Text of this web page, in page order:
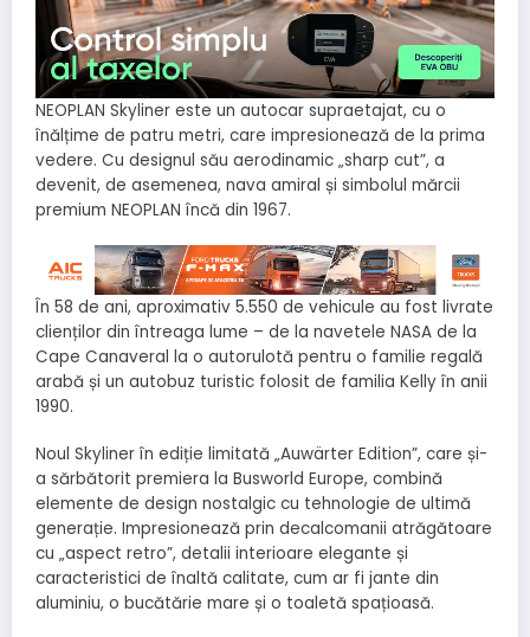
NEOPLAN Skyliner este un autocar supraetajat, cu o
înălțime de patru metri, care impresionează de la prima
vedere. Cu designul său aerodinamic „sharp cut”, a
devenit, de asemenea, nava amiral și simbolul mărcii
premium NEOPLAN încă din 1967.
În 58 de ani, aproximativ 5.550 de vehicule au fost livrate
clienților din întreaga lume – de la navetele NASA de la
Cape Canaveral la o autorulotă pentru o familie regală
arabă și un autobuz turistic folosit de familia Kelly în anii
1990.
Noul Skyliner în ediție limitată „Auwärter Edition”, care și-
a sărbătorit premiera la Busworld Europe, combină
elemente de design nostalgic cu tehnologie de ultimă
generație. Impresionează prin decalcomanii atrăgătoare
cu „aspect retro”, detalii interioare elegante și
caracteristici de înaltă calitate, cum ar fi jante din
aluminiu, o bucătărie mare și o toaletă spațioasă.